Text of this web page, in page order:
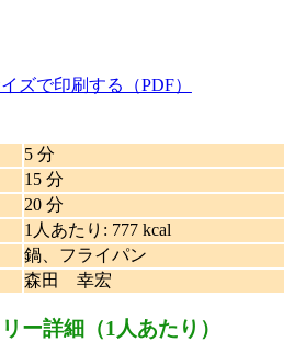
ズで印刷する（PDF）
5 分
15 分
20 分
1人あたり : 777 kcal
鍋、フライパン
森田 幸宏
ー詳細（1人あたり）